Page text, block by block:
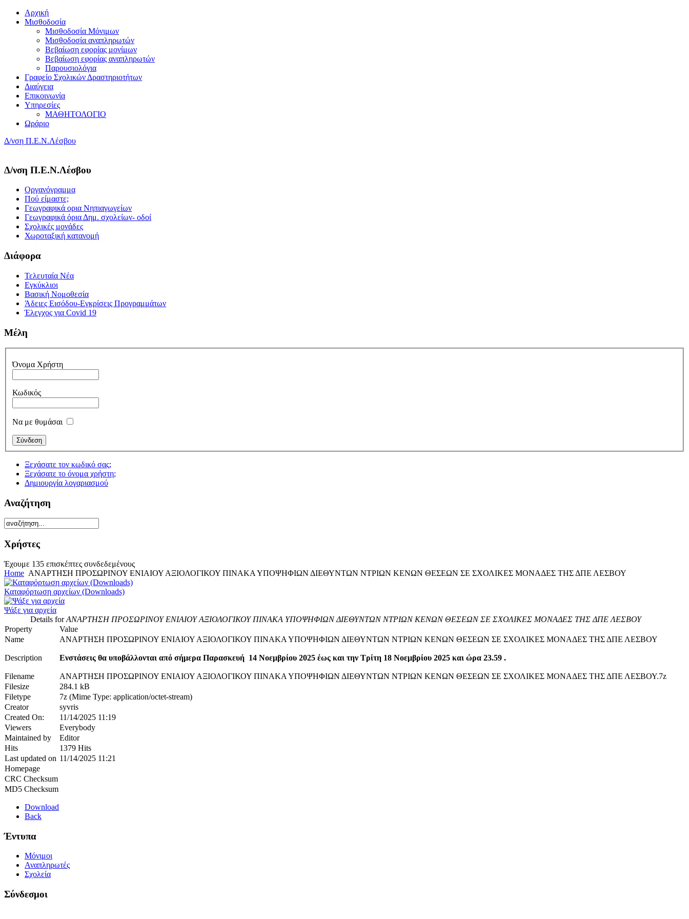
Αρχική
Μισθοδοσία
Μισθοδοσία Μόνιμων
Μισθοδοσία αναπληρωτών
Βεβαίωση εφορίας μονίμων
Βεβαίωση εφορίας αναπληρωτών
Παρουσιολόγια
Γραφείο Σχολικών Δραστηριοτήτων
Διαύγεια
Επικοινωνία
Υπηρεσίες
ΜΑΘΗΤΟΛΟΓΙΟ
Ωράριο
Δ/νση Π.Ε.Ν.Λέσβου
Δ/νση Π.Ε.Ν.Λέσβου
Οργανόγραμμα
Πού είμαστε;
Γεωγραφικά ορια Νηπιαγωγείων
Γεωγραφικά όρια Δημ. σχολείων- οδοί
Σχολικές μονάδες
Χωροταξική κατανομή
Διάφορα
Τελευταία Νέα
Εγκύκλιοι
Βασική Νομοθεσία
Άδειες Εισόδου-Εγκρίσεις Προγραμμάτων
Έλεγχος για Covid 19
Μέλη
Όνομα Χρήστη
Κωδικός
Να με θυμάσαι
Ξεχάσατε τον κωδικό σας;
Ξεχάσατε το όνομα χρήστη;
Δημιουργία λογαριασμού
Αναζήτηση
Χρήστες
Έχουμε 135 επισκέπτες συνδεδεμένους
Home ΑΝΑΡΤΗΣΗ ΠΡΟΣΩΡΙΝΟΥ ΕΝΙΑΙΟΥ ΑΞΙΟΛΟΓΙΚΟΥ ΠΙΝΑΚΑ ΥΠΟΨΗΦΙΩΝ ΔΙΕΘΥΝΤΩΝ ΝΤΡΙΩΝ ΚΕΝΩΝ ΘΕΣΕΩΝ ΣΕ ΣΧΟΛΙΚΕΣ ΜΟΝΑΔΕΣ ΤΗΣ ΔΠΕ ΛΕΣΒΟΥ
Καταφόρτωση αρχείων (Downloads)
Ψάξε για αρχεία
Details forΑΝΑΡΤΗΣΗ ΠΡΟΣΩΡΙΝΟΥ ΕΝΙΑΙΟΥ ΑΞΙΟΛΟΓΙΚΟΥ ΠΙΝΑΚΑ ΥΠΟΨΗΦΙΩΝ ΔΙΕΘΥΝΤΩΝ ΝΤΡΙΩΝ ΚΕΝΩΝ ΘΕΣΕΩΝ ΣΕ ΣΧΟΛΙΚΕΣ ΜΟΝΑΔΕΣ ΤΗΣ ΔΠΕ ΛΕΣΒΟΥ
Property
Value
Name
ΑΝΑΡΤΗΣΗ ΠΡΟΣΩΡΙΝΟΥ ΕΝΙΑΙΟΥ ΑΞΙΟΛΟΓΙΚΟΥ ΠΙΝΑΚΑ ΥΠΟΨΗΦΙΩΝ ΔΙΕΘΥΝΤΩΝ ΝΤΡΙΩΝ ΚΕΝΩΝ ΘΕΣΕΩΝ ΣΕ ΣΧΟΛΙΚΕΣ ΜΟΝΑΔΕΣ ΤΗΣ ΔΠΕ ΛΕΣΒΟΥ
Description Ενστάσεις θα υποβάλλονται από σήμερα Παρασκευή 14 Νοεμβρίου 2025 έως και την Τρίτη 18 Νοεμβρίου 2025 και ώρα 23.59 .
Filename
ΑΝΑΡΤΗΣΗ ΠΡΟΣΩΡΙΝΟΥ ΕΝΙΑΙΟΥ ΑΞΙΟΛΟΓΙΚΟΥ ΠΙΝΑΚΑ ΥΠΟΨΗΦΙΩΝ ΔΙΕΘΥΝΤΩΝ ΝΤΡΙΩΝ ΚΕΝΩΝ ΘΕΣΕΩΝ ΣΕ ΣΧΟΛΙΚΕΣ ΜΟΝΑΔΕΣ ΤΗΣ ΔΠΕ ΛΕΣΒΟΥ.7z
Filesize
284.1 kB
Filetype
7z (Mime Type: application/octet-stream)
Creator
syvris
Created On:
11/14/2025 11:19
Viewers
Everybody
Maintained by
Editor
Hits
1379 Hits
Last updated on 11/14/2025 11:21
Homepage
CRC Checksum
MD5 Checksum
Download
Back
Έντυπα
Μόνιμοι
Αναπληρωτές
Σχολεία
Σύνδεσμοι